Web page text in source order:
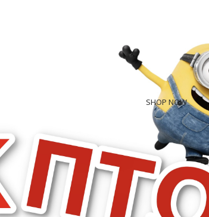
SHOP NOW